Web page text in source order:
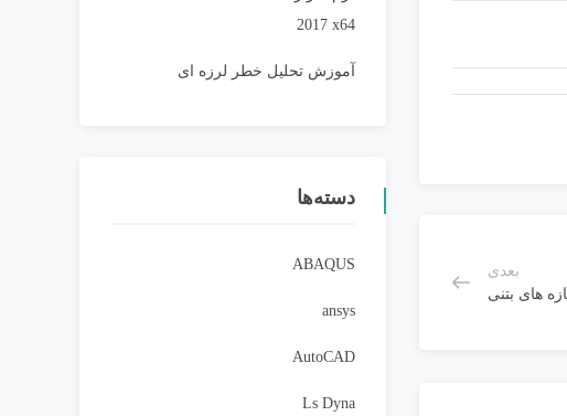
بعدی
های بتنی
2017 x64
آموزش تحلیل خطر لرزه ای
دسته‌ها
ABAQUS
ansys
AutoCAD
Ls Dyna